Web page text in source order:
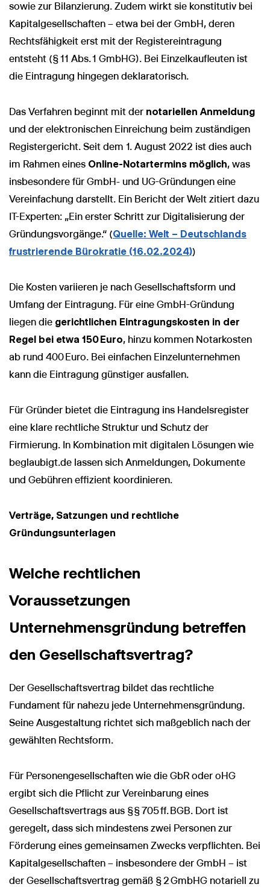
sowie zur Bilanzierung. Zudem wirkt sie konstitutiv bei
Kapitalgesellschaften – etwa bei der GmbH, deren
Rechtsfähigkeit erst mit der Registereintragung
entsteht (§ 11 Abs. 1 GmbHG). Bei Einzelkaufleuten ist
die Eintragung hingegen deklaratorisch.
Das Verfahren beginnt mit der notariellen Anmeldung
und der elektronischen Einreichung beim zuständigen
Registergericht. Seit dem 1. August 2022 ist dies auch
im Rahmen eines Online-Notartermins möglich, was
insbesondere für GmbH- und UG-Gründungen eine
Vereinfachung darstellt. Ein Bericht der Welt zitiert dazu
IT-Experten: „Ein erster Schritt zur Digitalisierung der
Gründungsvorgänge.“ (Quelle: Welt – Deutschlands
frustrierende Bürokratie (16.02.2024))
Die Kosten variieren je nach Gesellschaftsform und
Umfang der Eintragung. Für eine GmbH-Gründung
liegen die gerichtlichen Eintragungskosten in der
Regel bei etwa 150 Euro, hinzu kommen Notarkosten
ab rund 400 Euro. Bei einfachen Einzelunternehmen
kann die Eintragung günstiger ausfallen.
Für Gründer bietet die Eintragung ins Handelsregister
eine klare rechtliche Struktur und Schutz der
Firmierung. In Kombination mit digitalen Lösungen wie
beglaubigt.de lassen sich Anmeldungen, Dokumente
und Gebühren effizient koordinieren.
Verträge, Satzungen und rechtliche
Gründungsunterlagen
Welche rechtlichen
Voraussetzungen
Unternehmensgründung betreffen
den Gesellschaftsvertrag?
Der Gesellschaftsvertrag bildet das rechtliche
Fundament für nahezu jede Unternehmensgründung.
Seine Ausgestaltung richtet sich maßgeblich nach der
gewählten Rechtsform.
Für Personengesellschaften wie die GbR oder oHG
ergibt sich die Pflicht zur Vereinbarung eines
Gesellschaftsvertrags aus §§ 705 ff. BGB. Dort ist
geregelt, dass sich mindestens zwei Personen zur
Förderung eines gemeinsamen Zwecks verpflichten. Bei
Kapitalgesellschaften – insbesondere der GmbH – ist
der Gesellschaftsvertrag gemäß § 2 GmbHG notariell zu